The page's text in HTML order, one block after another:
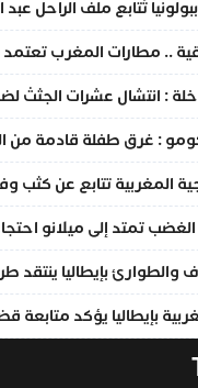
ببولونيا تُتابع ملف الراحل
.. مطارات المغرب تعتمد
: انتشال عشرات الجثث
: غرق طفلة قادمة من
المغربية تتابع عن كثب
الغضب تمتد إلى ميلانو
والطوارئ بإيطاليا
بإيطاليا يؤكد متابعة